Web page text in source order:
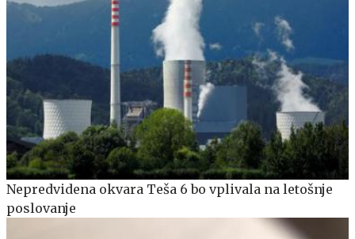
Nepredvidena okvara Teša 6 bo vplivala na letošnje
poslovanje